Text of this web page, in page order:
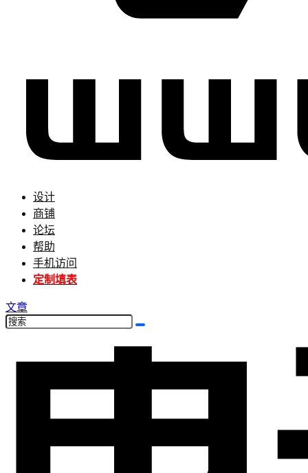
设计
商铺
论坛
帮助
手机访问
定制填表
文章